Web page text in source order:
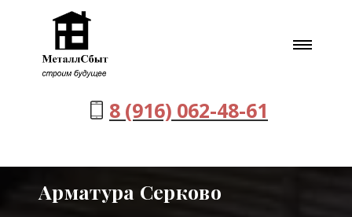
8 (916) 062-48-61
Арматура Серково